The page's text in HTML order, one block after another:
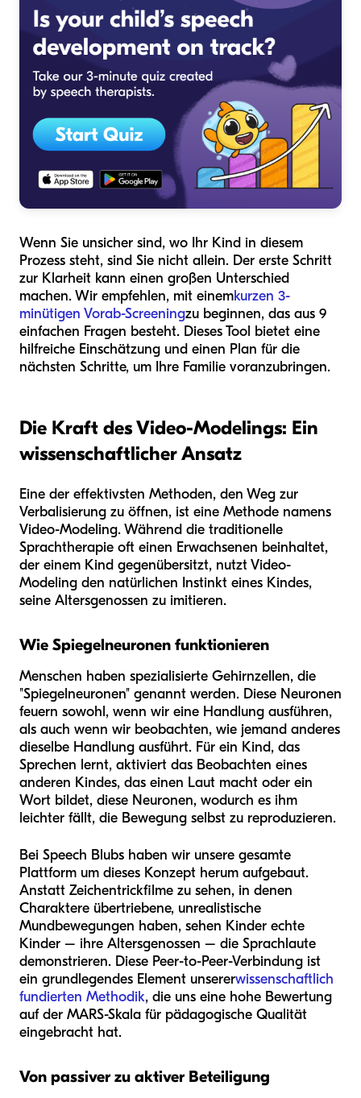
Wenn Sie unsicher sind, wo Ihr Kind in diesem
Prozess steht, sind Sie nicht allein. Der erste Schritt
zur Klarheit kann einen großen Unterschied
machen. Wir empfehlen, mit einemkurzen 3-
minütigen Vorab-Screeningzu beginnen, das aus 9
einfachen Fragen besteht. Dieses Tool bietet eine
hilfreiche Einschätzung und einen Plan für die
nächsten Schritte, um Ihre Familie voranzubringen.
Die Kraft des Video-Modelings: Ein
wissenschaftlicher Ansatz
Eine der effektivsten Methoden, den Weg zur
Verbalisierung zu öffnen, ist eine Methode namens
Video-Modeling. Während die traditionelle
Sprachtherapie oft einen Erwachsenen beinhaltet,
der einem Kind gegenübersitzt, nutzt Video-
Modeling den natürlichen Instinkt eines Kindes,
seine Altersgenossen zu imitieren.
Wie Spiegelneuronen funktionieren
Menschen haben spezialisierte Gehirnzellen, die
"Spiegelneuronen" genannt werden. Diese Neuronen
feuern sowohl, wenn wir eine Handlung ausführen,
als auch wenn wir beobachten, wie jemand anderes
dieselbe Handlung ausführt. Für ein Kind, das
Sprechen lernt, aktiviert das Beobachten eines
anderen Kindes, das einen Laut macht oder ein
Wort bildet, diese Neuronen, wodurch es ihm
leichter fällt, die Bewegung selbst zu reproduzieren.
Bei Speech Blubs haben wir unsere gesamte
Plattform um dieses Konzept herum aufgebaut.
Anstatt Zeichentrickfilme zu sehen, in denen
Charaktere übertriebene, unrealistische
Mundbewegungen haben, sehen Kinder echte
Kinder – ihre Altersgenossen – die Sprachlaute
demonstrieren. Diese Peer-to-Peer-Verbindung ist
ein grundlegendes Element unsererwissenschaftlich
fundierten Methodik, die uns eine hohe Bewertung
auf der MARS-Skala für pädagogische Qualität
eingebracht hat.
Von passiver zu aktiver Beteiligung